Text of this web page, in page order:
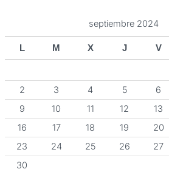
septiembre 2024
L M X J V
2
3 4 5 6
9
10 11 12 13
16
17 18 19 20
23
24 25 26 27
30